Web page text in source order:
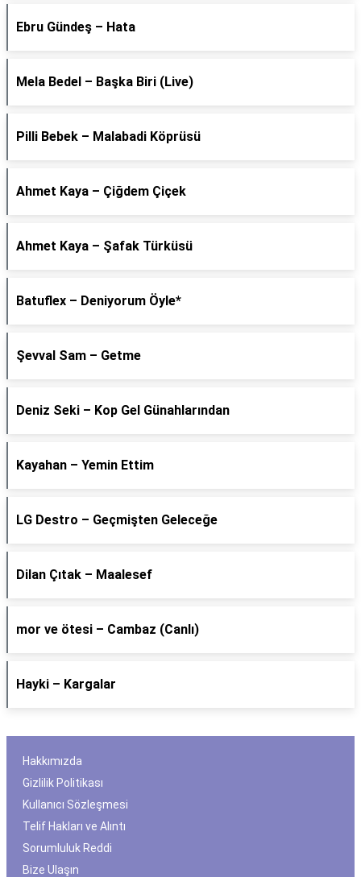
Ebru Gündeş – Hata
Mela Bedel – Başka Biri (Live)
Pilli Bebek – Malabadi Köprüsü
Ahmet Kaya – Çiğdem Çiçek
Ahmet Kaya – Şafak Türküsü
Batuflex – Deniyorum Öyle*
Şevval Sam – Getme
Deniz Seki – Kop Gel Günahlarından
Kayahan – Yemin Ettim
LG Destro – Geçmişten Geleceğe
Dilan Çıtak – Maalesef
​mor ve ötesi – Cambaz (Canlı)
Hayki – Kargalar
Hakkımızda
Gizlilik Politikası
Kullanıcı Sözleşmesi
Telif Hakları ve Alıntı
Sorumluluk Reddi
Bize Ulaşın